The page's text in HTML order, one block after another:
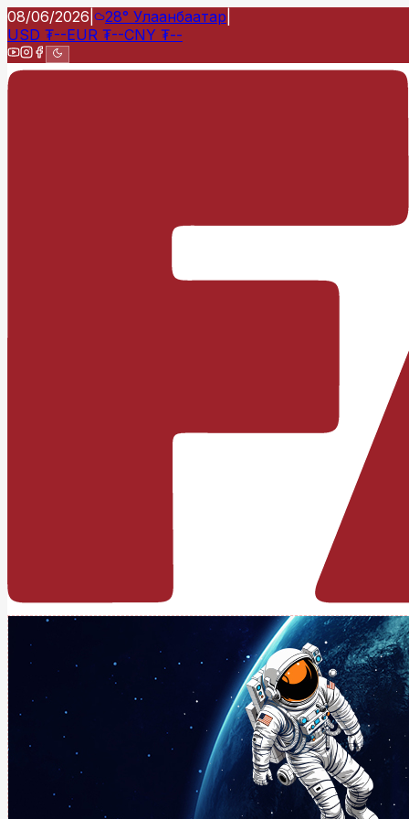
08/06/2026 28° Улаанбаатар
USD ₮--EUR ₮--CNY ₮--